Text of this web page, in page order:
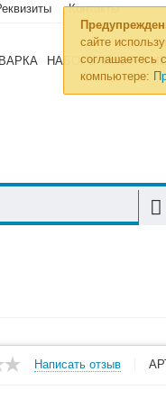
сайте
соглашаетесь
компьютере:
Контакты
НАБОРЫ
Написать отзыв